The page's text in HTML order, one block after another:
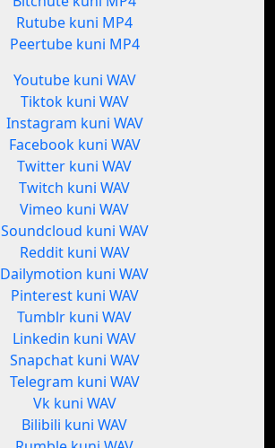
Rutube kuni MP4
Peertube kuni MP4
Youtube kuni WAV
Tiktok kuni WAV
Instagram kuni WAV
Facebook kuni WAV
Twitter kuni WAV
Twitch kuni WAV
Vimeo kuni WAV
Soundcloud kuni WAV
Reddit kuni WAV
Dailymotion kuni WAV
Pinterest kuni WAV
Tumblr kuni WAV
Linkedin kuni WAV
Snapchat kuni WAV
Telegram kuni WAV
Vk kuni WAV
Bilibili kuni WAV